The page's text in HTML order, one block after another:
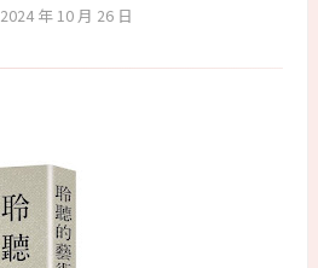
2024 年 10 月 26 日